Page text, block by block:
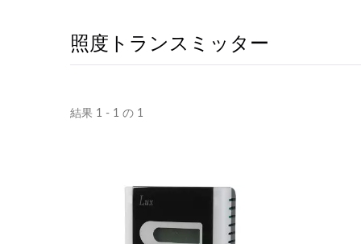
照度トランスミッター
結果 1 - 1 の 1